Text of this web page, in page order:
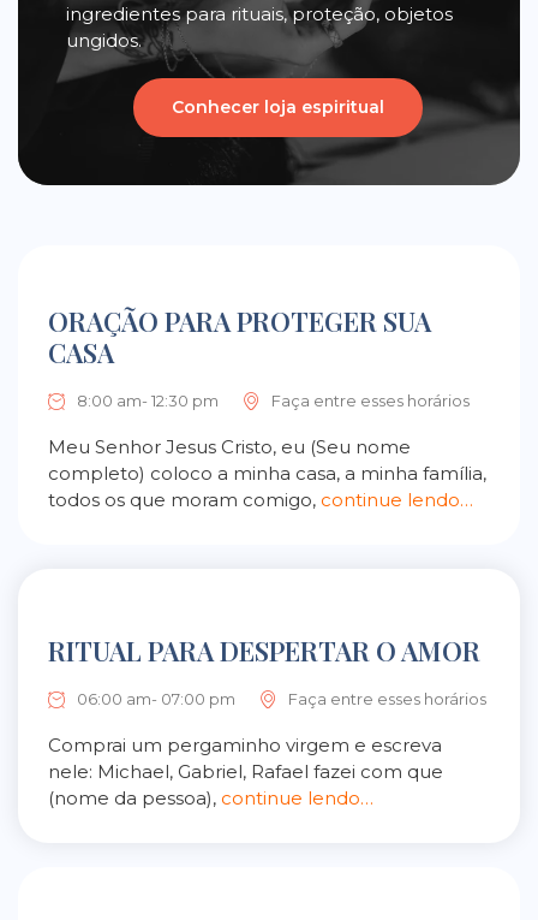
ingredientes para rituais, proteção, objetos
ungidos.
Conhecer loja espiritual
ORAÇÃO PARA PROTEGER SUA
CASA
8:00 am- 12:30 pm Faça entre esses horários
Meu Senhor Jesus Cristo, eu (Seu nome
completo) coloco a minha casa, a minha família,
todos os que moram comigo, continue lendo…
RITUAL PARA DESPERTAR O AMOR
06:00 am- 07:00 pm Faça entre esses horários
Comprai um pergaminho virgem e escreva
nele: Michael, Gabriel, Rafael fazei com que
(nome da pessoa), continue lendo…